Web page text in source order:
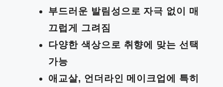
부드러운 발림성으로 자극 없이 매
끄럽게 그려짐
다양한 색상으로 취향에 맞는 선택
가능
애교살, 언더라인 메이크업에 특히